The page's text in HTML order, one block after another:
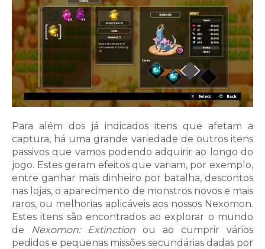
Para além dos já indicados itens que afetam a
captura, há uma grande variedade de outros itens
passivos que vamos podendo adquirir ao longo do
jogo. Estes geram efeitos que variam, por exemplo,
entre ganhar mais dinheiro por batalha, descontos
nas lojas, o aparecimento de monstros novos e mais
raros, ou melhorias aplicáveis aos nossos Nexomon.
Estes itens são encontrados ao explorar o mundo
de
Nexomon: Extinction ou ao cumprir vários
pedidos e pequenas missões secundárias dadas por